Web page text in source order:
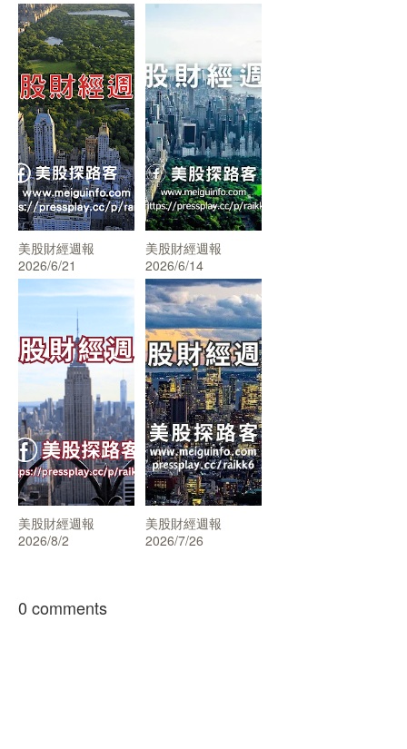
美股財經週報
2026/6/21
美股財經週報
2026/6/14
美股財經週報
2026/8/2
美股財經週報
2026/7/26
0 comments